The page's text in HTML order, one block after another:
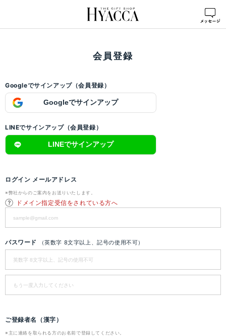
会員登録
会員登録
Googleでサインアップ（会員登録）
Googleでサインアップ
LINEでサインアップ（会員登録）
LINEでサインアップ
ログイン メールアドレス
※弊社からのご案内をお送りいたします。
ドメイン指定受信をされている方へ
パスワード （英数字 8文字以上、記号の使用不可）
ご登録者名（漢字）
※主に連絡を取られる方のお名前で登録してください。